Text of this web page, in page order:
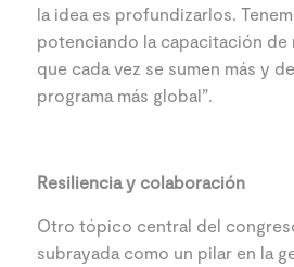
la idea es profundizarlos.
potenciando la capacitación de
que cada vez se sumen más y
programa más global”.
Resiliencia y colaboración
Otro tópico central del
subrayada como un pilar en la